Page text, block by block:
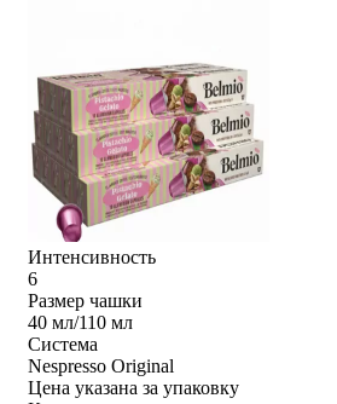
Интенсивность
6
Размер чашки
40 мл/110 мл
Система
Nespresso Original
Цена указана за упаковку